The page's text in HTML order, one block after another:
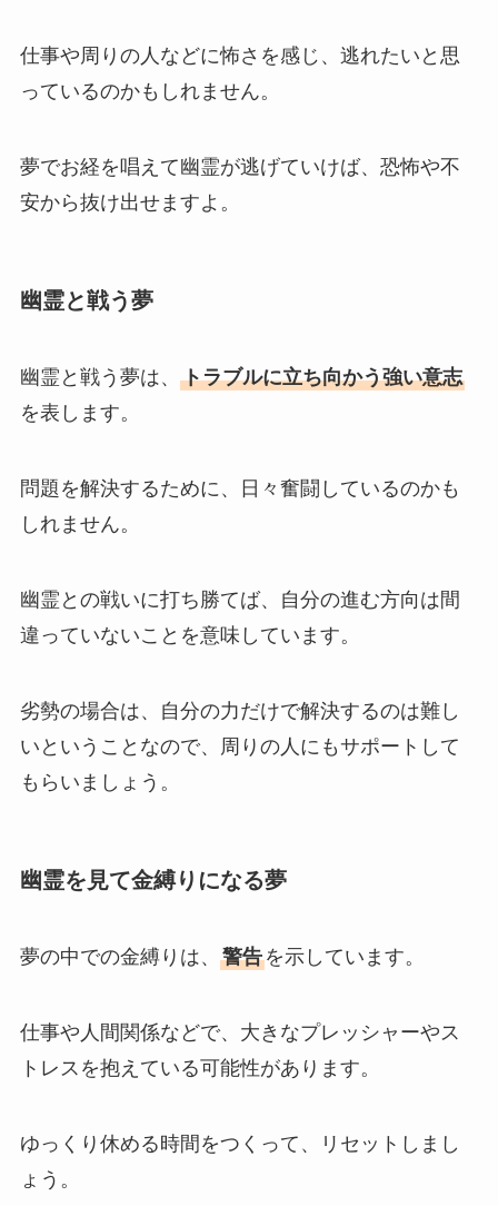
仕事や周りの人などに怖さを感じ、逃れたいと思
っているのかもしれません。
夢でお経を唱えて幽霊が逃げていけば、恐怖や不
安から抜け出せますよ。
幽霊と戦う夢
幽霊と戦う夢は、 トラブルに立ち向かう強い意志
を表します。
問題を解決するために、日々奮闘しているのかも
しれません。
幽霊との戦いに打ち勝てば、自分の進む方向は間
違っていないことを意味しています。
劣勢の場合は、自分の力だけで解決するのは難し
いということなので、周りの人にもサポートして
もらいましょう。
幽霊を見て金縛りになる夢
夢の中での金縛りは、 警告を示しています。
仕事や人間関係などで、大きなプレッシャーやス
トレスを抱えている可能性があります。
ゆっくり休める時間をつくって、リセットしまし
ょう。